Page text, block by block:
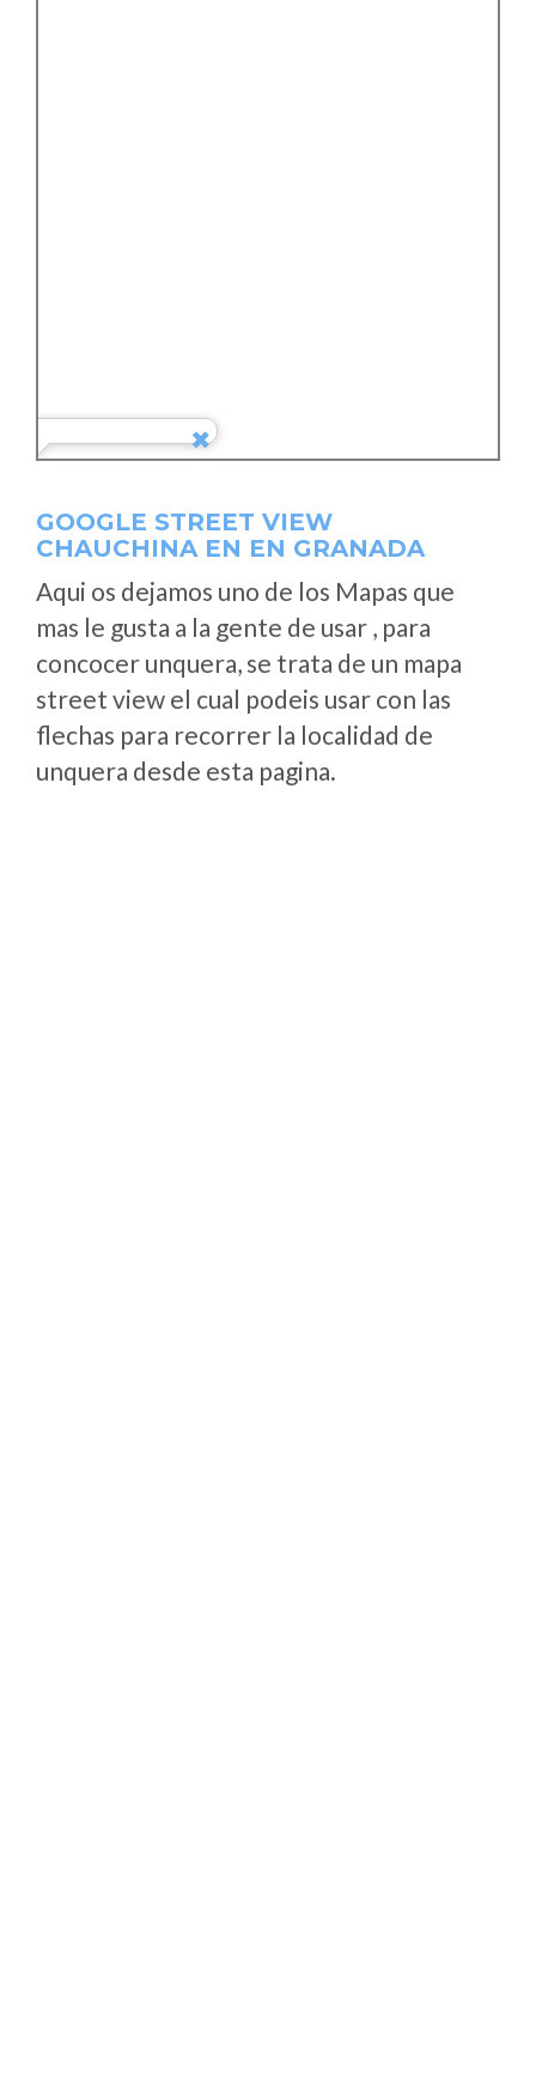
GOOGLE STREET VIEW
CHAUCHINA EN EN GRANADA
Aqui os dejamos uno de los Mapas que
mas le gusta a la gente de usar , para
concocer unquera, se trata de un mapa
street view el cual podeis usar con las
flechas para recorrer la localidad de
unquera desde esta pagina.